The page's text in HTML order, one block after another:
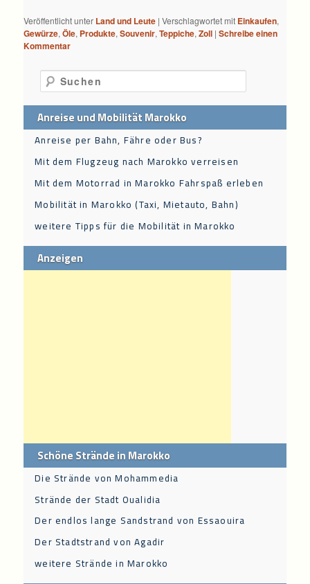
Veröffentlicht unter Land und Leute |Verschlagwortet mit Einkaufen,
Gewürze,Öle, Produkte,Souvenir,Teppiche,Zoll |Schreibe einen
Kommentar
Suchen
Anreise und Mobilität Marokko
Anreise per Bahn, Fähre oder Bus?
Mit dem Flugzeug nach Marokko verreisen
Mit dem Motorrad in Marokko Fahrspaß erleben
Mobilität in Marokko (Taxi, Mietauto, Bahn)
weitere Tipps für die Mobilität in Marokko
Anzeigen
Schöne Strände in Marokko
Die Strände von Mohammedia
Strände der Stadt Oualidia
Der endlos lange Sandstrand von Essaouira
Der Stadtstrand von Agadir
weitere Strände in Marokko